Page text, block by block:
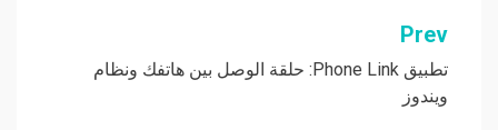
تصفّح
المقالات
Prev
تطبيق Phone Link: حلقة الوصل بين هاتفك ونظام
ويندوز